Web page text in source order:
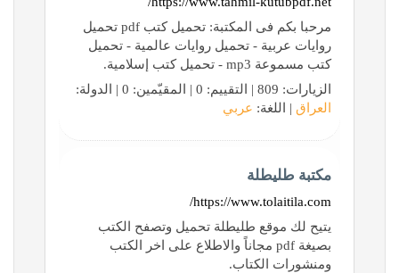
مرحبا بكم فى المكتبة: تحميل كتب pdf تحميل
روايات عربية - تحميل روايات عالمية - تحميل
كتب مسموعة mp3 - تحميل كتب إسلامية.
الزيارات: 809 | التقييم: 0 | المقيّمين: 0 | الدولة:
العراق | اللغة: عربي
مكتبة طليطلة
https://www.tolaitila.com/
يتيح لك موقع طليطلة تحميل وتصفح الكتب
بصيغة pdf مجاناً والاطلاع على اخر الكتب
ومنشورات الكتاب.